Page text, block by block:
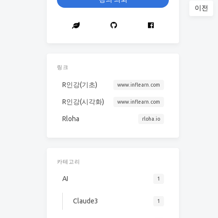
이전
링크
R인강(기초) www.inflearn.com
R인강(시각화) www.inflearn.com
Rloha rloha.io
카테고리
AI 1
Claude3 1